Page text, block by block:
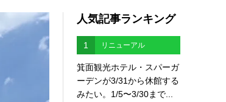
人気記事ランキング
1 リニューアル
箕面観光ホテル・スパーガ
ーデンが3/31から休館する
みたい。1/5〜3/30まで...